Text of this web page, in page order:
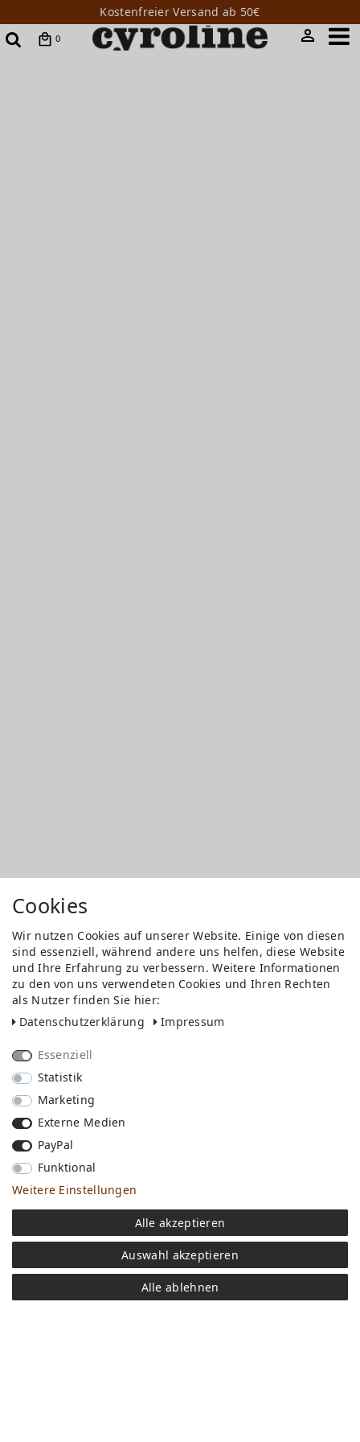
Kostenfreier Versand ab 50€
0
Versandkosten
Bezahlen
Widerrufs­recht
Impressum
Store
FAQ
Jobs
Cookies
Wir nutzen Cookies auf unserer Website. Einige von diesen
sind essenziell, während andere uns helfen, diese Website
und Ihre Erfahrung zu verbessern. Weitere Informationen
zu den von uns verwendeten Cookies und Ihren Rechten
als Nutzer finden Sie hier:
Daten­schutz­erklärung
Impressum
Essenziell
Statistik
Marketing
Externe Medien
PayPal
Funktional
Weitere Einstellungen
Alle akzeptieren
Auswahl akzeptieren
Alle ablehnen